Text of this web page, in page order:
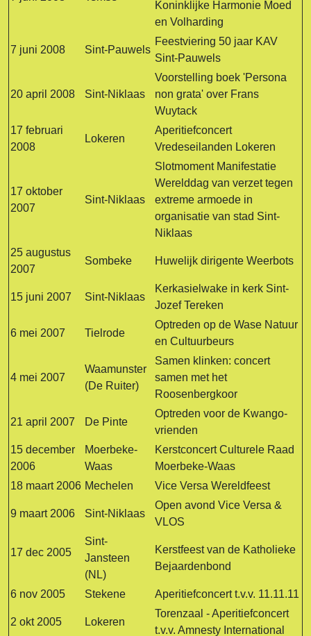
Koninklijke Harmonie Moed
en Volharding
7 juni 2008 Sint-Pauwels
Feestviering 50 jaar KAV
Sint-Pauwels
20 april 2008 Sint-Niklaas
Voorstelling boek 'Persona
non grata' over Frans
Wuytack
17 februari
2008
Lokeren
Aperitiefconcert
Vredeseilanden Lokeren
17 oktober
2007
Sint-Niklaas
Slotmoment Manifestatie
Werelddag van verzet tegen
extreme armoede in
organisatie van stad Sint-
Niklaas
25 augustus
2007
Sombeke Huwelijk dirigente Weerbots
15 juni 2007 Sint-Niklaas
Kerkasielwake in kerk Sint-
Jozef Tereken
6 mei 2007 Tielrode
Optreden op de Wase Natuur
en Cultuurbeurs
4 mei 2007
Waamunster
(De Ruiter)
Samen klinken: concert
samen met het
Roosenbergkoor
21 april 2007 De Pinte
Optreden voor de Kwango-
vrienden
15 december
2006
Moerbeke-
Waas
Kerstconcert Culturele Raad
Moerbeke-Waas
18 maart 2006 Mechelen Vice Versa Wereldfeest
9 maart 2006 Sint-Niklaas
Open avond Vice Versa &
VLOS
17 dec 2005
Sint-
Jansteen
(NL)
Kerstfeest van de Katholieke
Bejaardenbond
6 nov 2005 Stekene Aperitiefconcert t.v.v. 11.11.11
2 okt 2005 Lokeren
Torenzaal - Aperitiefconcert
t.v.v. Amnesty International